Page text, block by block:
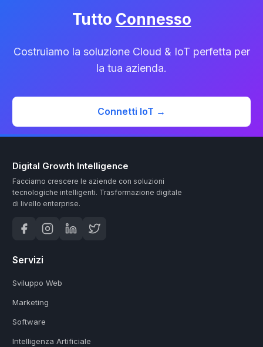
Tutto Connesso
Costruiamo la soluzione Cloud & IoT perfetta per
la tua azienda.
Connetti IoT →
Digital Growth Intelligence
Facciamo crescere le aziende con soluzioni
tecnologiche intelligenti. Trasformazione digitale
di livello enterprise.
Servizi
Sviluppo Web
Marketing
Software
Intelligenza Artificiale